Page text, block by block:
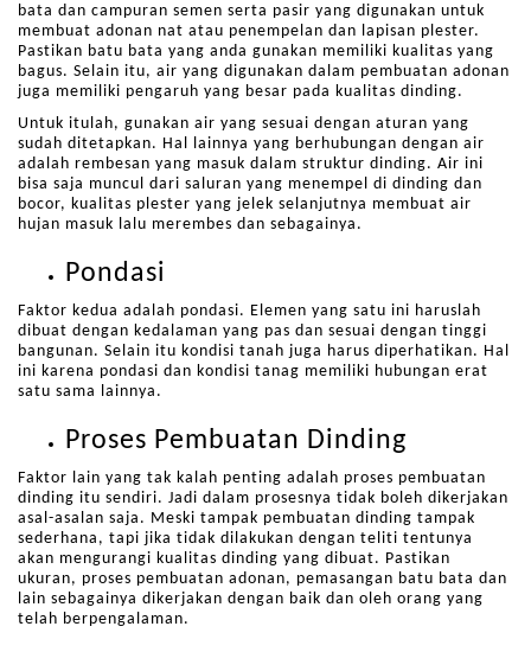
bata dan campuran semen serta pasir yang digunakan untuk
membuat adonan nat atau penempelan dan lapisan plester.
Pastikan batu bata yang anda gunakan memiliki kualitas yang
bagus. Selain itu, air yang digunakan dalam pembuatan adonan
juga memiliki pengaruh yang besar pada kualitas dinding.
Untuk itulah, gunakan air yang sesuai dengan aturan yang
sudah ditetapkan. Hal lainnya yang berhubungan dengan air
adalah rembesan yang masuk dalam struktur dinding. Air ini
bisa saja muncul dari saluran yang menempel di dinding dan
bocor, kualitas plester yang jelek selanjutnya membuat air
hujan masuk lalu merembes dan sebagainya.
Pondasi
Faktor kedua adalah pondasi. Elemen yang satu ini haruslah
dibuat dengan kedalaman yang pas dan sesuai dengan tinggi
bangunan. Selain itu kondisi tanah juga harus diperhatikan. Hal
ini karena pondasi dan kondisi tanag memiliki hubungan erat
satu sama lainnya.
Proses Pembuatan Dinding
Faktor lain yang tak kalah penting adalah proses pembuatan
dinding itu sendiri. Jadi dalam prosesnya tidak boleh dikerjakan
asal-asalan saja. Meski tampak pembuatan dinding tampak
sederhana, tapi jika tidak dilakukan dengan teliti tentunya
akan mengurangi kualitas dinding yang dibuat. Pastikan
ukuran, proses pembuatan adonan, pemasangan batu bata dan
lain sebagainya dikerjakan dengan baik dan oleh orang yang
telah berpengalaman.